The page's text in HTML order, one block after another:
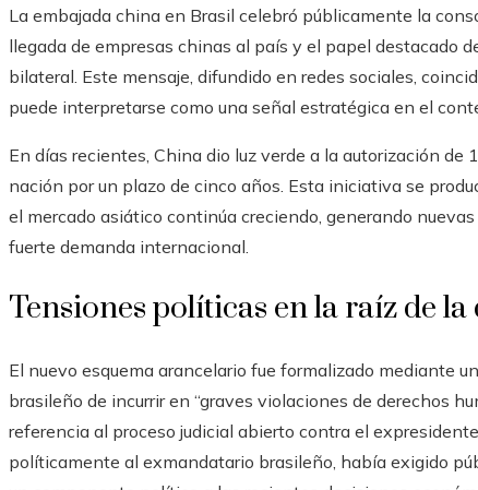
La embajada china en Brasil celebró públicamente la
llegada de empresas chinas al país y el papel destacado
bilateral. Este mensaje, difundido en redes sociales,
puede interpretarse como una señal estratégica en el
En días recientes, China dio luz verde a la autorización
nación por un plazo de cinco años. Esta iniciativa se
el mercado asiático continúa creciendo, generando
fuerte demanda internacional.
Tensiones políticas en la raíz de
El nuevo esquema arancelario fue formalizado mediante
brasileño de incurrir en “graves violaciones de derechos
referencia al proceso judicial abierto contra el
políticamente al exmandatario brasileño, había exigido